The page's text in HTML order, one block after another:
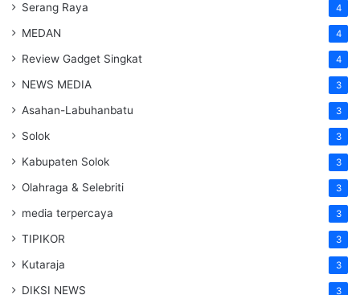
Serang Raya 4
MEDAN 4
Review Gadget Singkat 4
NEWS MEDIA 3
Asahan-Labuhanbatu 3
Solok 3
Kabupaten Solok 3
Olahraga & Selebriti 3
media terpercaya 3
TIPIKOR 3
Kutaraja 3
DIKSI NEWS 3